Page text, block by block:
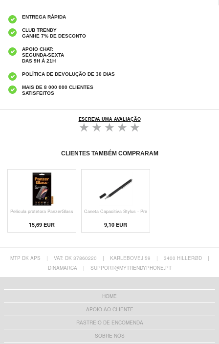
ENTREGA RÁPIDA
CLUB TRENDY
GANHE 7% DE DESCONTO
APOIO CHAT:
SEGUNDA-SEXTA
DAS 9H À 21H
POLÍTICA DE DEVOLUÇÃO DE 30 DIAS
MAIS DE 8 000 000 CLIENTES
SATISFEITOS
ESCREVA UMA AVALIAÇÃO
CLIENTES TAMBÉM COMPRARAM
Película protetora PanzerGlass
15,69 EUR
Caneta Capacitiva Stylus - Pre
9,10 EUR
MTP DK APS | VAT: DK 37860220 | KARLEBOVEJ 59 | 3400 HILLERØD
|
DINAMARCA
| SUPPORT@MYTRENDYPHONE.PT
HOME
APOIO AO CLIENTE
RASTREIO DE ENCOMENDA
SOBRE NÓS